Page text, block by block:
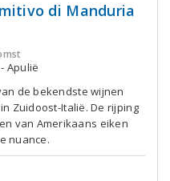
di Manduria
Apulië
de bekendste wijnen
Zuidoost-Italië. De rijping
van Amerikaans eiken
nuance.